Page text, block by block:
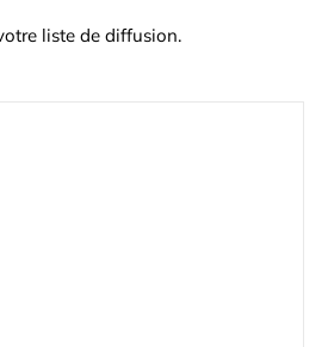
liste de diffusion.